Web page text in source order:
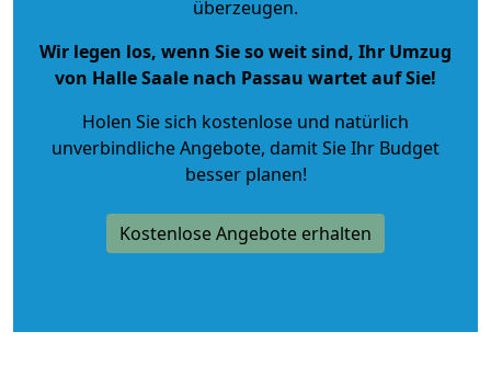
überzeugen.
Wir legen los, wenn Sie so weit sind, Ihr Umzug
von Halle Saale nach Passau wartet auf Sie!
Holen Sie sich kostenlose und natürlich
unverbindliche Angebote, damit Sie Ihr Budget
besser planen!
Kostenlose Angebote erhalten